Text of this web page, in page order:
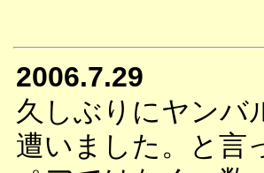
2006.7.29
久しぶりにヤンバ
遭いました。と言